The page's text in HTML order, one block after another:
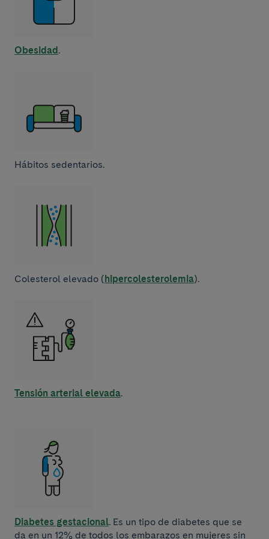
Obesidad.
Hábitos sedentarios.
Colesterol elevado (hipercolesterolemia).
Tensión arterial elevada.
Diabetes gestacional. Es un tipo de diabetes que se
da en un 12% de todos los embarazos en mujeres sin